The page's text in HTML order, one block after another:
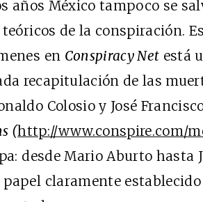
México tampoco se
de la conspiración.
en Conspiracy Net está
recapitulación de las
Colosio y José
(http://www.conspire.com/
desde Mario Aburto hasta
claramente establecido